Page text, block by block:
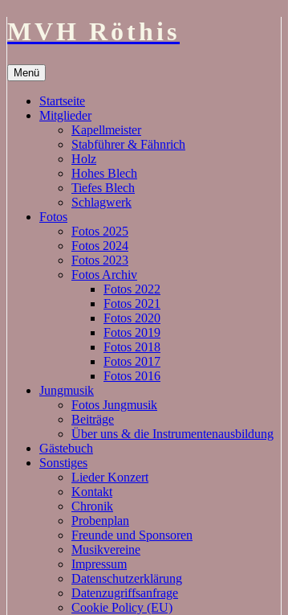
MVH Röthis
Menü
Inhalt
springen
Startseite
Mitglieder
Kapellmeister
Stabführer & Fähnrich
Holz
Hohes Blech
Tiefes Blech
Schlagwerk
Fotos
Fotos 2025
Fotos 2024
Fotos 2023
Fotos Archiv
Fotos 2022
Fotos 2021
Fotos 2020
Fotos 2019
Fotos 2018
Fotos 2017
Fotos 2016
Jungmusik
Fotos Jungmusik
Beiträge
Über uns & die Instrumentenausbildung
Gästebuch
Sonstiges
Lieder Konzert
Kontakt
Chronik
Probenplan
Freunde und Sponsoren
Musikvereine
Impressum
Datenschutzerklärung
Datenzugriffsanfrage
Cookie Policy (EU)